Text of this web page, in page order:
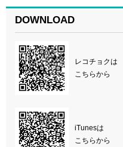
DOWNLOAD
レコチョクは
こちらから
iTunesは
こちらから